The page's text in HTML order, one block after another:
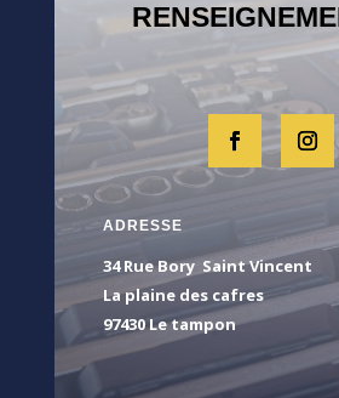
ADRESSE
34 Rue Bory Saint Vincent
La plaine des cafres
97430 Le tampon